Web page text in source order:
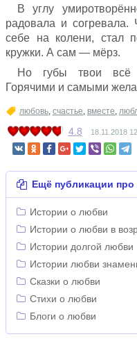
В углу
радовала и
себе на колени, стал
кружки. А сам — мёрз.
Но губы твои всё
Горячими и самыми
любовь, счастье, вместе,
4.8 18.11.2018
Ещё публикации
Истории о любви
Истории о любви в
Истории долгой любви
Истории любви
Сказки о любви
Стихи о любви
Блоги о любви